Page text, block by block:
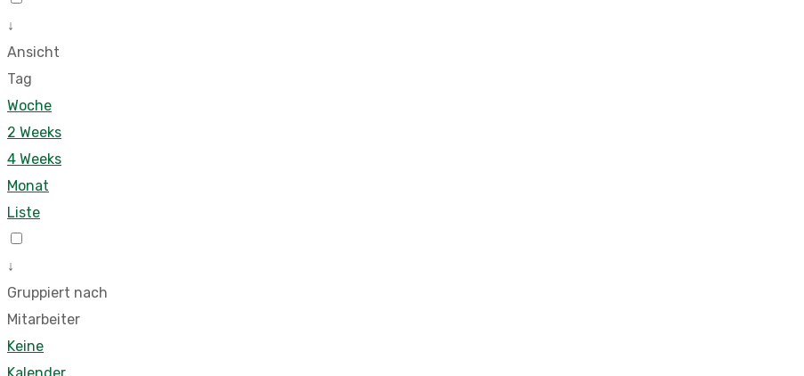
↓
Ansicht
Tag
Woche
2 Weeks
4 Weeks
Monat
Liste
↓
Gruppiert nach
Mitarbeiter
Keine